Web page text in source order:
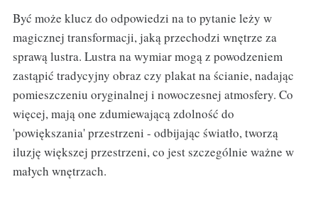
Być może klucz do odpowiedzi na to pytanie leży w
magicznej transformacji, jaką przechodzi wnętrze za
sprawą lustra. Lustra na wymiar mogą z powodzeniem
zastąpić tradycyjny obraz czy plakat na ścianie, nadając
pomieszczeniu oryginalnej i nowoczesnej atmosfery. Co
więcej, mają one zdumiewającą zdolność do
'powiększania' przestrzeni - odbijając światło, tworzą
iluzję większej przestrzeni, co jest szczególnie ważne w
małych wnętrzach.